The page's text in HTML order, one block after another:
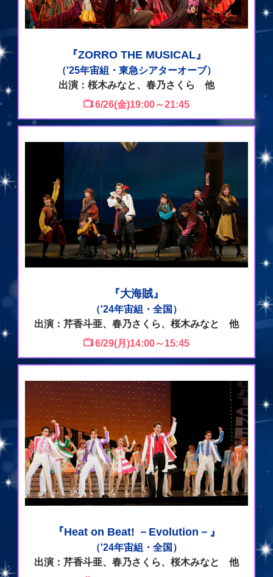
『ZORRO THE MUSICAL』
（'25年宙組・東急シアターオーブ）
出演：桜木みなと、春乃さくら 他
6/26(金)19:00～21:45
『大海賊』
（'24年宙組・全国）
出演：芹香斗亜、春乃さくら、桜木みなと 他
6/29(月)14:00～15:45
『Heat on Beat! －Evolution－』
（'24年宙組・全国）
出演：芹香斗亜、春乃さくら、桜木みなと 他